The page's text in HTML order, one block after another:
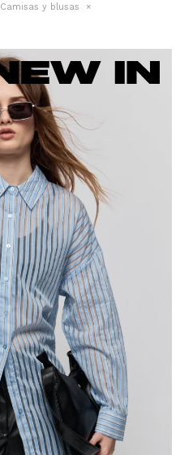
Camisas y blusas